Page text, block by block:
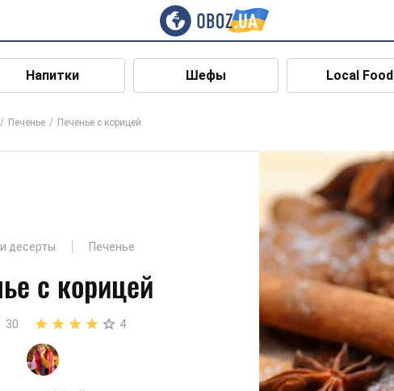
Напитки Шефы Local Food
Печенье Печенье с корицей
десерты Печенье
с корицей
30 4